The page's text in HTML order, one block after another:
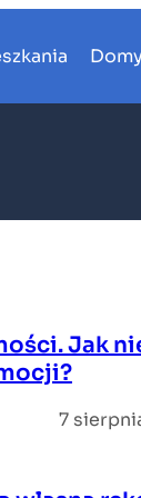
Domy
Jak
7